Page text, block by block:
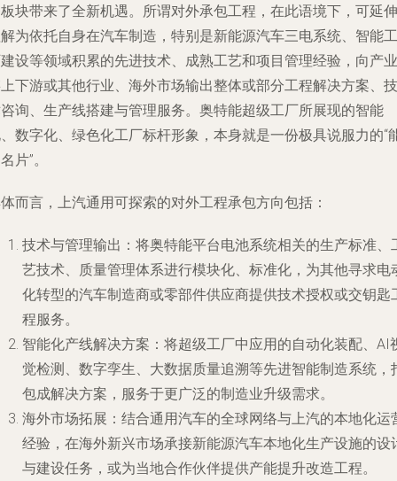
块带来了全新机遇。所谓对外承包工程，在此语境下，可延伸
为依托自身在汽车制造，特别是新能源汽车三电系统、智能工
设等领域积累的先进技术、成熟工艺和项目管理经验，向产业
下游或其他行业、海外市场输出整体或部分工程解决方案、技
询、生产线搭建与管理服务。奥特能超级工厂所展现的智能
数字化、绿色化工厂标杆形象，本身就是一份极具说服力的“
片”。
而言，上汽通用可探索的对外工程承包方向包括：
技术与管理输出 ：将奥特能平台电池系统相关的生产标准、
艺技术、质量管理体系进行模块化、标准化，为其他寻求电
化转型的汽车制造商或零部件供应商提供技术授权或交钥匙
程服务。
智能化产线解决方案 ：将超级工厂中应用的自动化装配、AI
觉检测、数字孪生、大数据质量追溯等先进智能制造系统，
包成解决方案，服务于更广泛的制造业升级需求。
海外市场拓展 ：结合通用汽车的全球网络与上汽的本地化运
经验，在海外新兴市场承接新能源汽车本地化生产设施的设
与建设任务，或为当地合作伙伴提供产能提升改造工程。